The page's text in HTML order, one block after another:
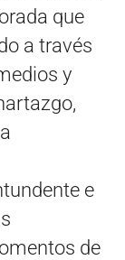
que
a través
y
e
de